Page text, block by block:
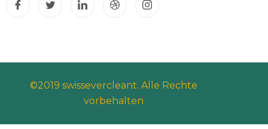
©2019 swissevercleant. Alle Rechte
vorbehalten